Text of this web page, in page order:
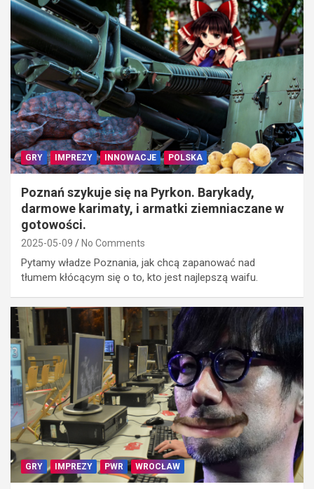
GRY IMPREZY INNOWACJE POLSKA
Poznań szykuje się na Pyrkon. Barykady,
darmowe karimaty, i armatki ziemniaczane w
gotowości.
2025-05-09 No Comments
Pytamy władze Poznania, jak chcą zapanować nad
tłumem kłócącym się o to, kto jest najlepszą waifu.
GRY IMPREZY PWR WROCŁAW